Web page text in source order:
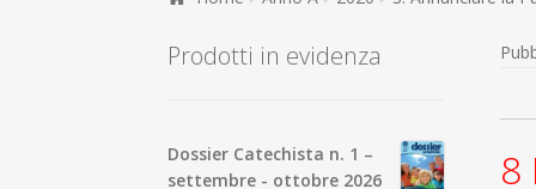
8
Prodotti in evidenza
Dossier Catechista n. 1 –
settembre - ottobre 2026